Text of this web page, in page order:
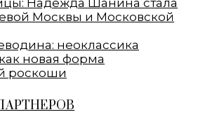
Москвы и Московской
неоклассика
новая форма
роскоши